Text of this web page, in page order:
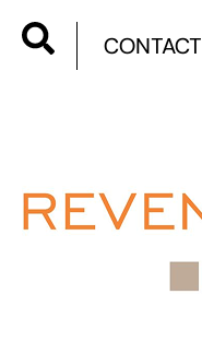
CONTACT